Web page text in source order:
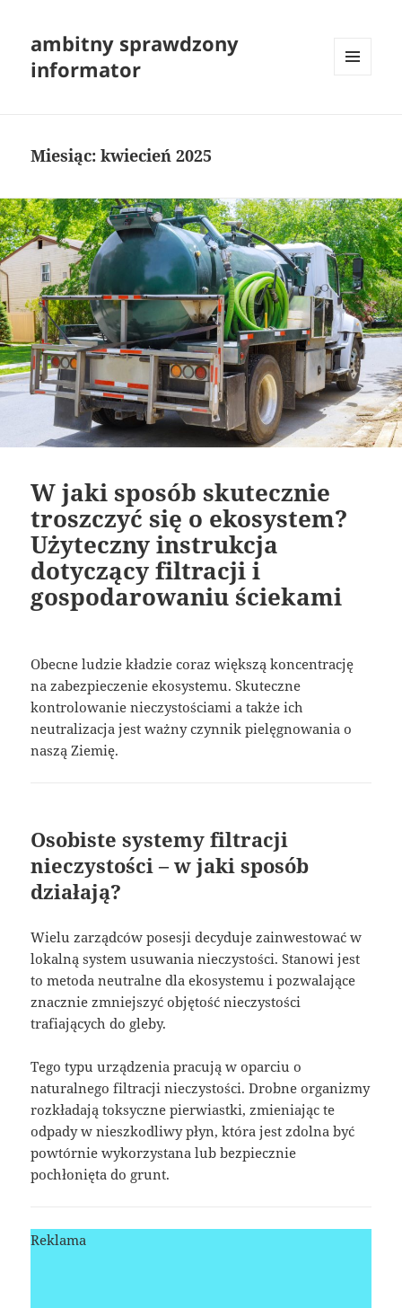
ambitny sprawdzony
informator
Miesiąc:kwiecień 2025
W jaki sposób skutecznie
troszczyć się o ekosystem?
Użyteczny instrukcja
dotyczący filtracji i
gospodarowaniu ściekami
Obecne ludzie kładzie coraz większą koncentrację
na zabezpieczenie ekosystemu. Skuteczne
kontrolowanie nieczystościami a także ich
neutralizacja jest ważny czynnik pielęgnowania o
naszą Ziemię.
Osobiste systemy filtracji
nieczystości – w jaki sposób
działają?
Wielu zarządców posesji decyduje zainwestować w
lokalną system usuwania nieczystości. Stanowi jest
to metoda neutralne dla ekosystemu i pozwalające
znacznie zmniejszyć objętość nieczystości
trafiających do gleby.
Tego typu urządzenia pracują w oparciu o
naturalnego filtracji nieczystości. Drobne organizmy
rozkładają toksyczne pierwiastki, zmieniając te
odpady w nieszkodliwy płyn, która jest zdolna być
powtórnie wykorzystana lub bezpiecznie
pochłonięta do grunt.
Reklama